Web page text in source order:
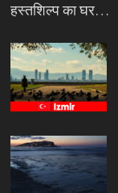
हस्तशिल्प का घर…